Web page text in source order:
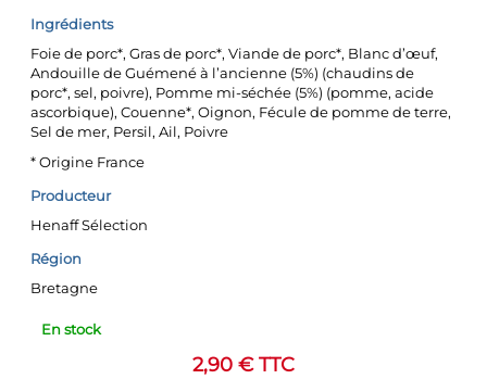
Ingrédients
Foie de porc*, Gras de porc*, Viande de porc*, Blanc d’œuf,
Andouille de Guémené à l’ancienne (5%) (chaudins de
porc*, sel, poivre), Pomme mi-séchée (5%) (pomme, acide
ascorbique), Couenne*, Oignon, Fécule de pomme de terre,
Sel de mer, Persil, Ail, Poivre
* Origine France
Producteur
Henaff Sélection
Région
Bretagne
En stock
2,90 €TTC